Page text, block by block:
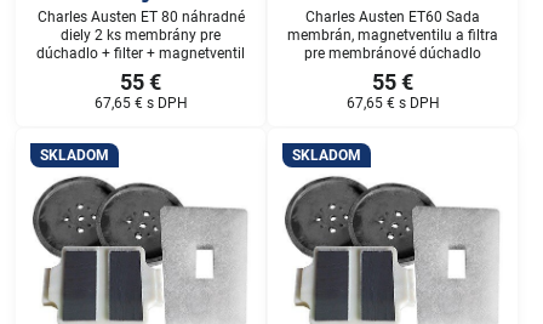
Charles Austen ET 80 náhradné
diely 2 ks membrány pre
dúchadlo + filter + magnetventil
55 €
67,65 € s DPH
Charles Austen ET60 Sada
membrán, magnetventilu a filtra
pre membránové dúchadlo
55 €
67,65 € s DPH
SKLADOM SKLADOM